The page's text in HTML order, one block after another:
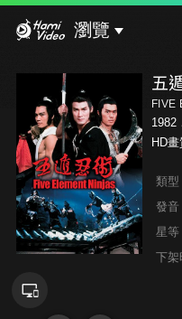
瀏覽
五
FIVE
1982
HD
類型
發音
星等
下架